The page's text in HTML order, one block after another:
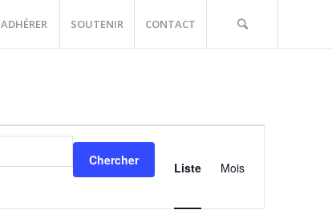
ADHÉRER SOUTENIR CONTACT
Chercher
vues
Liste Mois